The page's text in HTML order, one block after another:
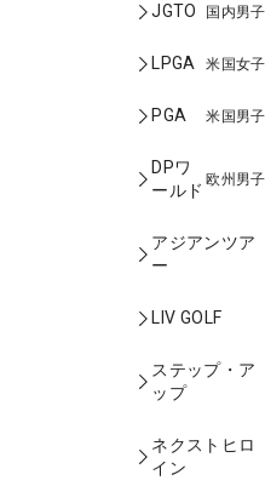
JGTO 国内男子
LPGA 米国女子
PGA 米国男子
DPワ
ールド
欧州男子
アジアンツア
ー
LIV GOLF
ステップ・ア
ップ
ネクストヒロ
イン